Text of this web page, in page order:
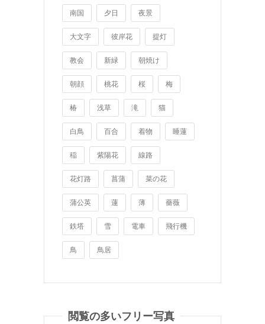
南国 夕日 夜景
大文字 彼岸花 提灯
教会 新緑 朝焼け
朝顔 桃花 桜 梅
椿 浅草 滝 猫
白鳥 百合 着物 睡蓮
稲 紫陽花 線路
花灯路 菖蒲 菜の花
蒲公英 蓮 薄 薔薇
鉄塔 雪 電車 飛行機
鳥 鳥居
閲覧の多いフリー写真